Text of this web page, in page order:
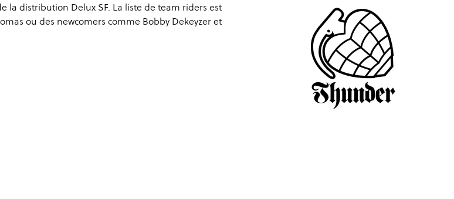
la distribution Delux SF. La liste de team riders est
ou des newcomers comme Bobby Dekeyzer et